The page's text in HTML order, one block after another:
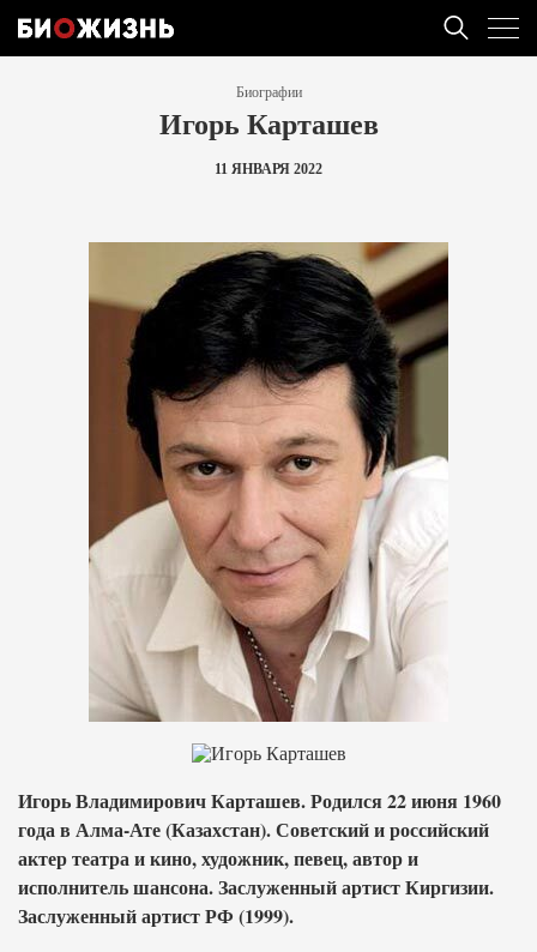
Биографии
Игорь Карташев
11 ЯНВАРЯ 2022
Игорь Владимирович Карташев. Родился 22 июня 1960
года в Алма-Ате (Казахстан). Советский и российский
актер театра и кино, художник, певец, автор и
исполнитель шансона. Заслуженный артист Киргизии.
Заслуженный артист РФ (1999).